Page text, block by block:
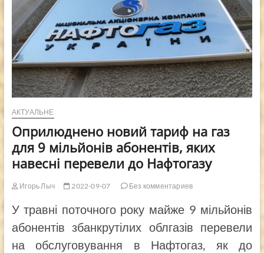
АКТУАЛЬНЕ
Оприлюднено новий тариф на газ
для 9 мільйонів абонентів, яких
навесні перевели до Нафтогазу
Игорь Лыч 2022-09-07 Без комментариев
У травні поточного року майже 9 мільйонів
абонентів збанкрутілих облгазів перевели
на обслуговування в Нафтогаз, як до